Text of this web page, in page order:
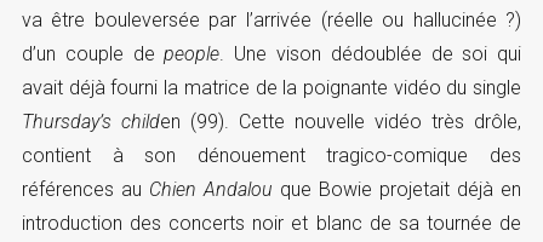
va être bouleversée par l’arrivée (réelle ou hallucinée ?)
d’un couple depeople. Une vison dédoublée de soi qui
avait déjà fourni la matrice de la poignante vidéo du single
Thursday’s childen (99). Cette nouvelle vidéo très drôle,
contient à son dénouement tragico-comique des
références au Chien Andalou que Bowie projetait déjà en
introduction des concerts noir et blanc de sa tournée de